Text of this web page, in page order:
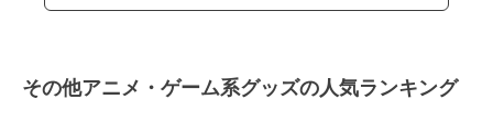
その他アニメ・ゲーム系グッズの人気ランキング